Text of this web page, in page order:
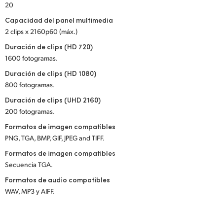
20
Capacidad del panel multimedia
2 clips x 2160p60 (máx.)
Duración de clips (HD 720)
1600 fotogramas.
Duración de clips (HD 1080)
800 fotogramas.
Duración de clips (UHD 2160)
200 fotogramas.
Formatos de imagen compatibles
PNG, TGA, BMP, GIF, JPEG and TIFF.
Formatos de imagen compatibles
Secuencia TGA.
Formatos de audio compatibles
WAV, MP3 y AIFF.